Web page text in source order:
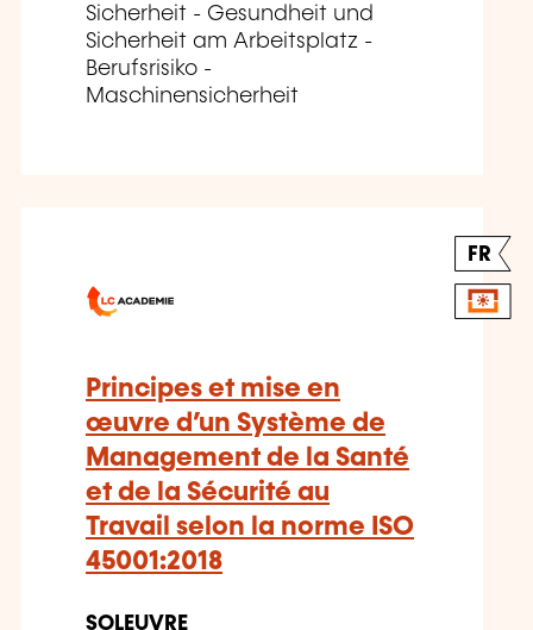
Sicherheit - Gesundheit und
Sicherheit am Arbeitsplatz -
Berufsrisiko -
Maschinensicherheit
FR
Principes et mise en
œuvre d’un Système de
Management de la Santé
et de la Sécurité au
Travail selon la norme ISO
45001:2018
SOLEUVRE